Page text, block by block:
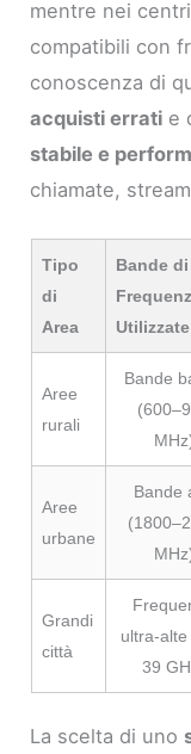
mentre nei
compatibili con
conoscenza di
acquisti errati e
stabile e
chiamate,
Tipo
di
Area
Bande di
Utilizzate
Aree
rurali
Bande
Aree
urbane
Bande
Grandi
città
ultra-
39
La scelta di uno